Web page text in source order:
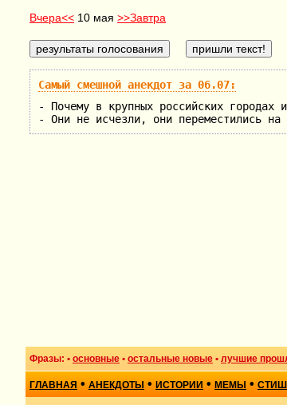
Вчера<< 10 мая >>Завтра
Самый смешной анекдот за 06.07:
- Почему в крупных российских городах
- Они не исчезли, они переместились на
Фразы: • основные • остальные новые • лучшие
ГЛАВНАЯ • АНЕКДОТЫ • ИСТОРИИ • МЕМЫ •